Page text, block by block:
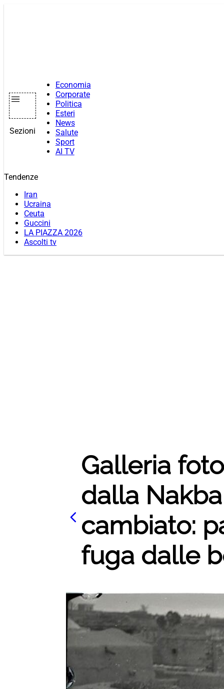
Sezioni
Economia
Corporate
Politica
Esteri
News
Salute
Sport
AI TV
Tendenze
Iran
Ucraina
Ceuta
Guccini
LA PIAZZA 2026
Ascolti tv
Galleria
dalla
cambiato:
fuga dalle